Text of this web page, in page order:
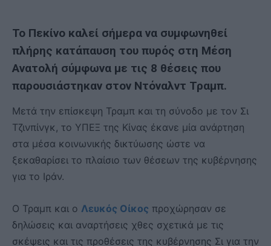
Το Πεκίνο καλεί σήμερα να συμφωνηθεί
πλήρης κατάπαυση του πυρός στη Μέση
Ανατολή σύμφωνα με τις 8 θέσεις που
παρουσιάστηκαν στον Ντόναλντ Τραμπ.
Μετά την επίσκεψη Τραμπ και τη σύνοδο με τον Σι
Τζινπίνγκ, το ΥΠΕΞ της Κίνας έκανε μία ανάρτηση
στα μέσα κοινωνικής δικτύωσης ώστε να
ξεκαθαρίσει το πλαίσιο των θέσεων της κυβέρνησης
για το Ιράν.
Ο Τραμπ και ο Λευκός Οίκος προχώρησαν σε
δηλώσεις και αναρτήσεις χθες σχετικά με τις
σκέψεις και τις προθέσεις της κυβέρνησης Σι για την